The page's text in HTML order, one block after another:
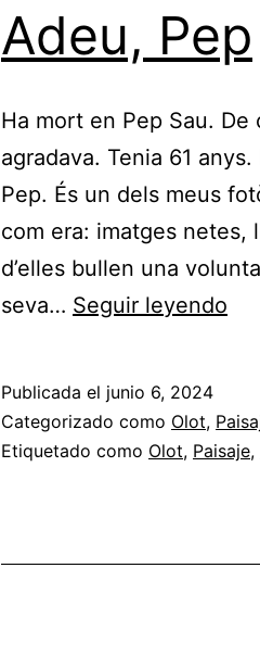
Adeu, Pep
Ha mort en Pep Sau.
agradava. Tenia 61 anys.
Pep. És un dels meus
com era: imatges netes,
d’elles bullen una
seva… Seguir leyendo
Publicada el junio 6, 2024
Categorizado como Olot,
Etiquetado como Olot, Paisaje,